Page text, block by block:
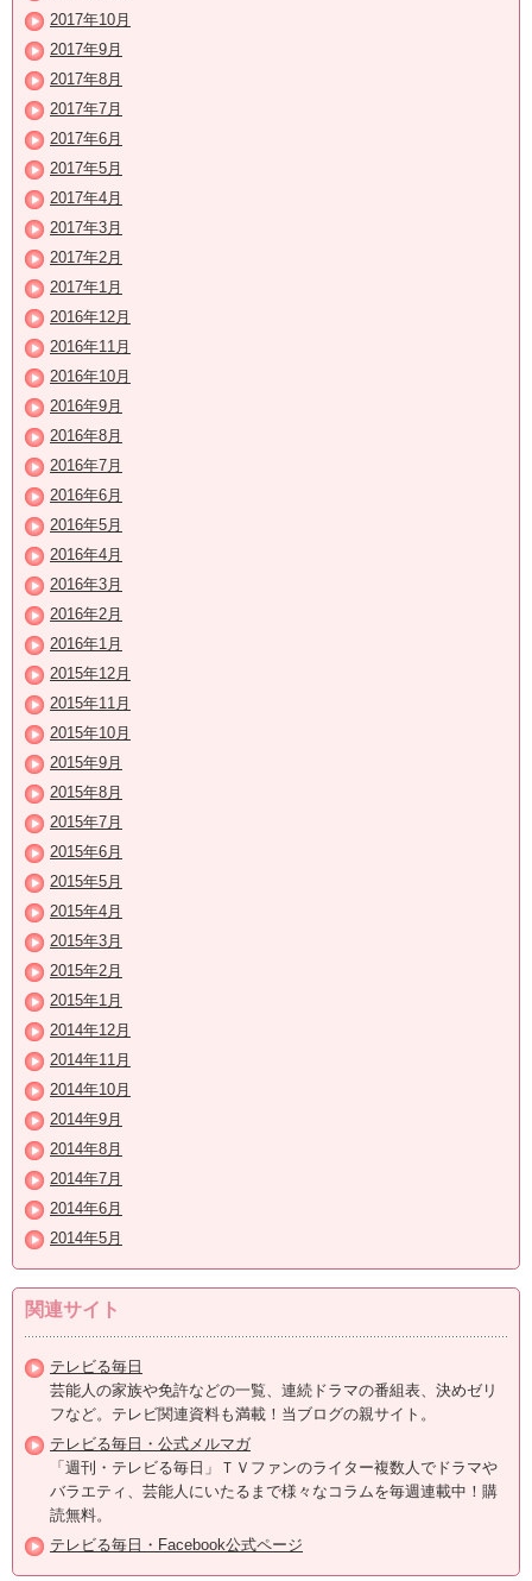
2017年10月
2017年9月
2017年8月
2017年7月
2017年6月
2017年5月
2017年4月
2017年3月
2017年2月
2017年1月
2016年12月
2016年11月
2016年10月
2016年9月
2016年8月
2016年7月
2016年6月
2016年5月
2016年4月
2016年3月
2016年2月
2016年1月
2015年12月
2015年11月
2015年10月
2015年9月
2015年8月
2015年7月
2015年6月
2015年5月
2015年4月
2015年3月
2015年2月
2015年1月
2014年12月
2014年11月
2014年10月
2014年9月
2014年8月
2014年7月
2014年6月
2014年5月
関連サイト
テレビる毎日
芸能人の家族や免許などの一覧、連続ドラマの番組表、決めゼリ
フなど。テレビ関連資料も満載！当ブログの親サイト。
テレビる毎日・公式メルマガ
「週刊・テレビる毎日」ＴＶファンのライター複数人でドラマや
バラエティ、芸能人にいたるまで様々なコラムを毎週連載中！購
読無料。
テレビる毎日・Facebook公式ページ